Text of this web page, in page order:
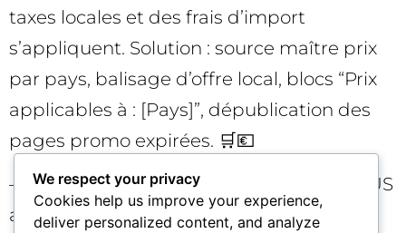
taxes locales et des frais d’import
s’appliquent. Solution : source maître prix
par pays, balisage d’offre local, blocs “Prix
applicables à : [Pays]”, dépublication des
pages promo expirées. 🛒💶
– SaaS B2B : des fonctionnalités en bêta US
apparaissent dans des réponses pour
We respect your privacy
Cookies help us improve your experience,
deliver personalized content, and analyze